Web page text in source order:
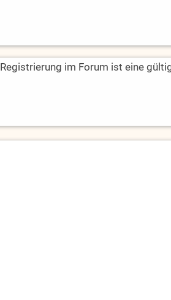
im Forum ist eine